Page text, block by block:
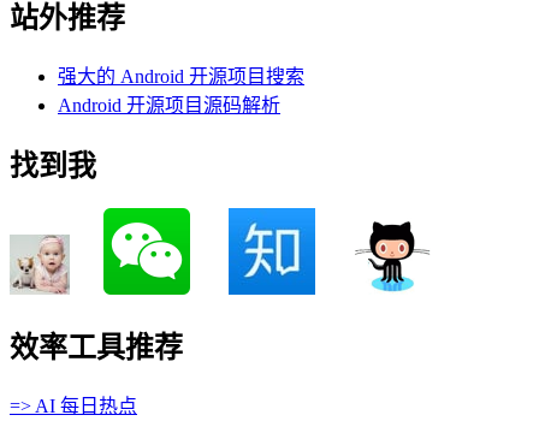
站外推荐
强大的 Android 开源项目搜索
Android 开源项目源码解析
找到我
效率工具推荐
=> AI 每日热点